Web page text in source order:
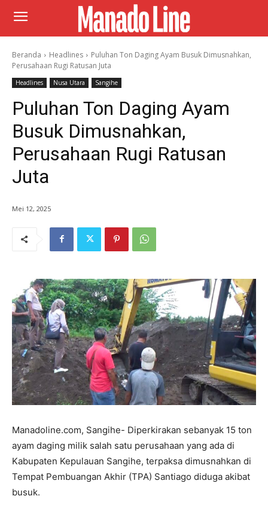
Beranda Headlines
Puluhan Ton Daging Ayam Busuk Dimusnahkan,
Perusahaan Rugi Ratusan Juta
Headlines Nusa Utara Sangihe
Puluhan Ton Daging Ayam
Busuk Dimusnahkan,
Perusahaan Rugi Ratusan
Juta
Mei 12, 2025
Manadoline.com, Sangihe- Diperkirakan sebanyak 15 ton
ayam daging milik salah satu perusahaan yang ada di
Kabupaten Kepulauan Sangihe, terpaksa dimusnahkan di
Tempat Pembuangan Akhir (TPA) Santiago diduga akibat
busuk.